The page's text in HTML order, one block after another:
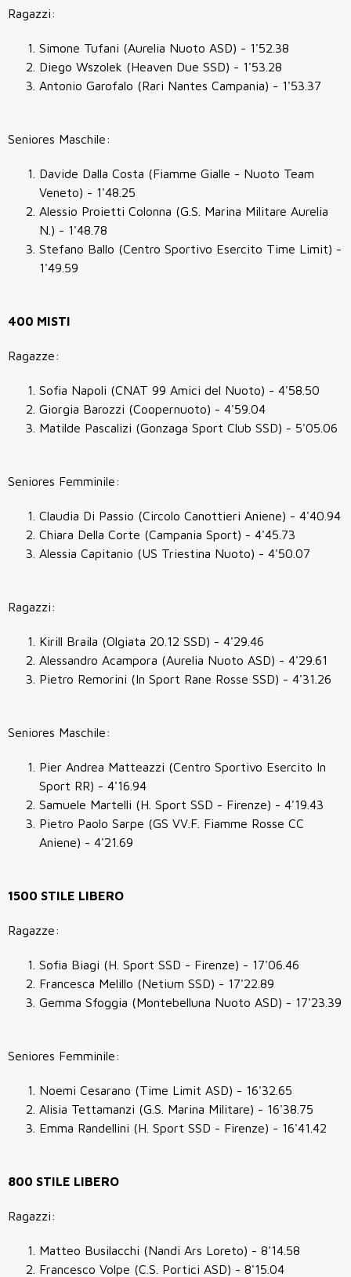
Ragazzi:
Simone Tufani (Aurelia Nuoto ASD) - 1'52.38
Diego Wszolek (Heaven Due SSD) - 1'53.28
Antonio Garofalo (Rari Nantes Campania) - 1'53.37
Seniores Maschile:
Davide Dalla Costa (Fiamme Gialle - Nuoto Team
Veneto) - 1'48.25
Alessio Proietti Colonna (G.S. Marina Militare Aurelia
N.) - 1'48.78
Stefano Ballo (Centro Sportivo Esercito Time Limit) -
1'49.59
400 MISTI
Ragazze:
Sofia Napoli (CNAT 99 Amici del Nuoto) - 4'58.50
Giorgia Barozzi (Coopernuoto) - 4'59.04
Matilde Pascalizi (Gonzaga Sport Club SSD) - 5'05.06
Seniores Femminile:
Claudia Di Passio (Circolo Canottieri Aniene) - 4'40.94
Chiara Della Corte (Campania Sport) - 4'45.73
Alessia Capitanio (US Triestina Nuoto) - 4'50.07
Ragazzi:
Kirill Braila (Olgiata 20.12 SSD) - 4'29.46
Alessandro Acampora (Aurelia Nuoto ASD) - 4'29.61
Pietro Remorini (In Sport Rane Rosse SSD) - 4'31.26
Seniores Maschile:
Pier Andrea Matteazzi (Centro Sportivo Esercito In
Sport RR) - 4'16.94
Samuele Martelli (H. Sport SSD - Firenze) - 4'19.43
Pietro Paolo Sarpe (GS VV.F. Fiamme Rosse CC
Aniene) - 4'21.69
1500 STILE LIBERO
Ragazze:
Sofia Biagi (H. Sport SSD - Firenze) - 17'06.46
Francesca Melillo (Netium SSD) - 17'22.89
Gemma Sfoggia (Montebelluna Nuoto ASD) - 17'23.39
Seniores Femminile:
Noemi Cesarano (Time Limit ASD) - 16'32.65
Alisia Tettamanzi (G.S. Marina Militare) - 16'38.75
Emma Randellini (H. Sport SSD - Firenze) - 16'41.42
800 STILE LIBERO
Ragazzi:
Matteo Busilacchi (Nandi Ars Loreto) - 8'14.58
Francesco Volpe (C.S. Portici ASD) - 8'15.04